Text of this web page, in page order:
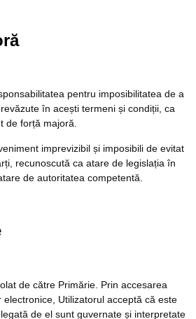
pentru imposibilitatea de a
în acești termeni și condiții, ca
de forță majoră.
imprevizibil și imposibili de evitat
recunoscută ca atare de legislația în
de autoritatea competentă.
de către Primărie. Prin accesarea
electronice, Utilizatorul acceptă că este
de el sunt guvernate și interpretate